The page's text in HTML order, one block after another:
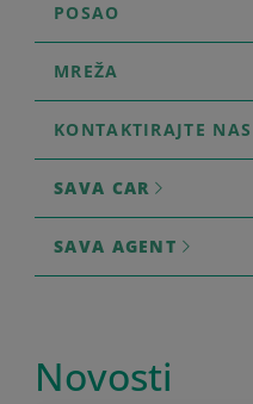
POSAO
MREŽA
KONTAKTIRAJTE NAS
SAVA CAR
SAVA AGENT
Novosti